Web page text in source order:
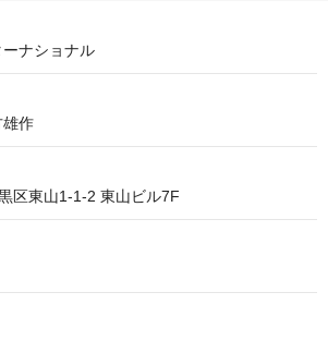
ナショナル
雄作
区東山1-1-2 東山ビル7F